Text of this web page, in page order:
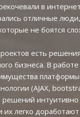
в
отличные
не боятся
есть
бизнеса. В
(AJAX,
интуитивно
их легко